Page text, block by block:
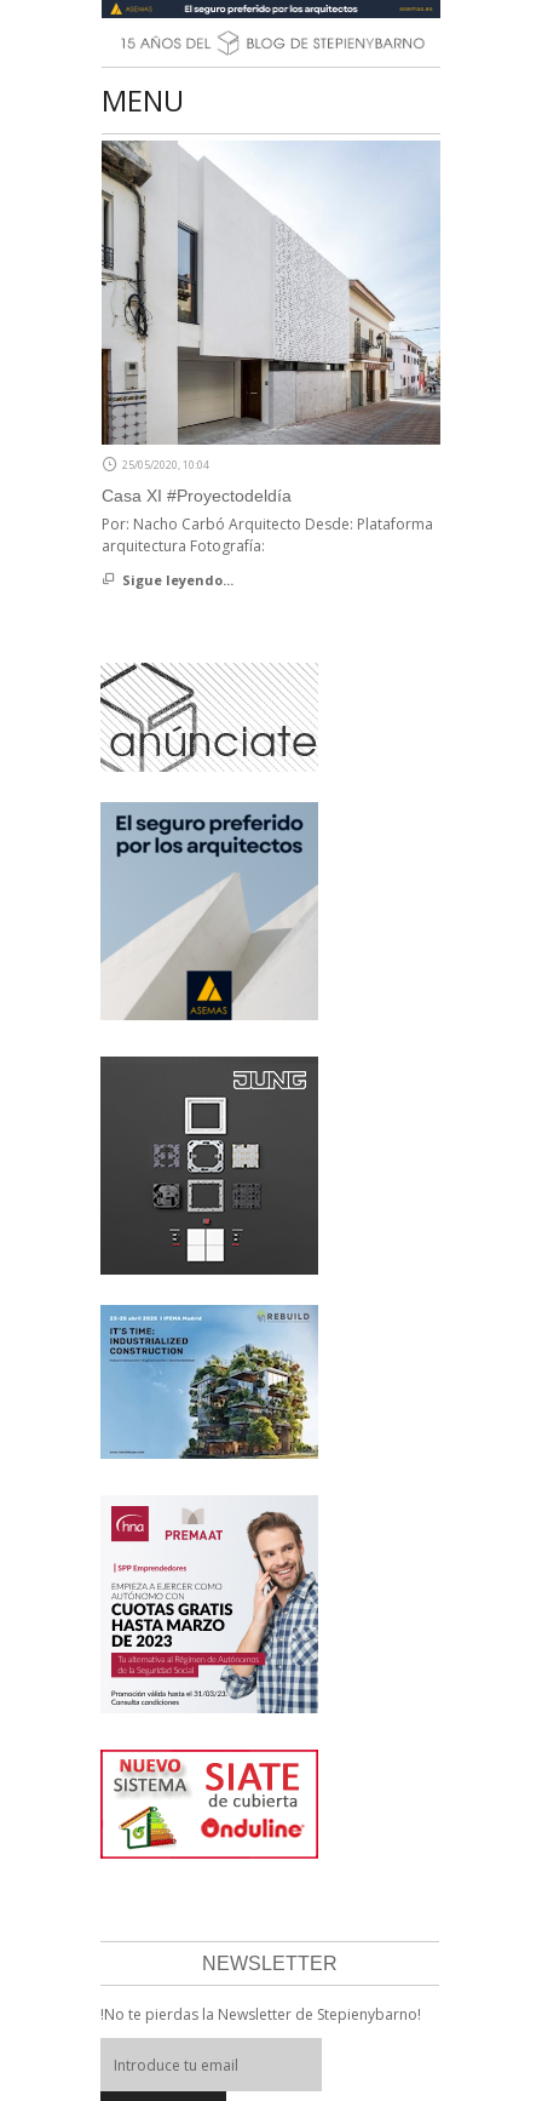
MENU
25/05/2020, 10:04
Casa XI #Proyectodeldía
Por: Nacho Carbó Arquitecto Desde: Plataforma
arquitectura Fotografía:
Sigue leyendo...
NEWSLETTER
!No te pierdas la Newsletter de Stepienybarno!